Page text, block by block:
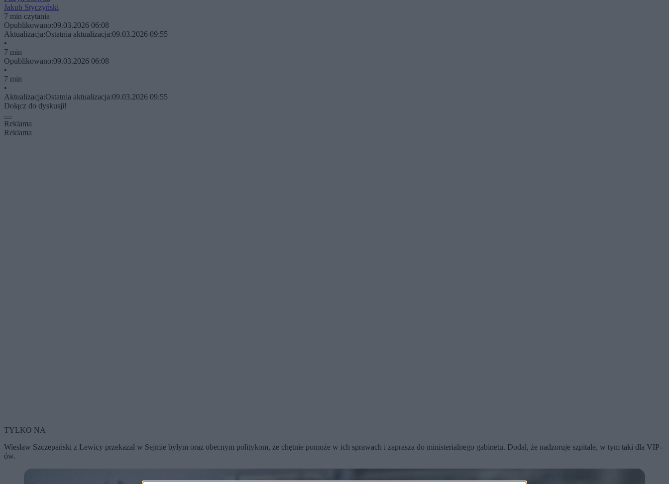
Jakub Styczyński
7 min czytania
Opublikowano:09.03.2026 06:08
Aktualizacja:Ostatnia aktualizacja:09.03.2026 09:55
•
7 min
Opublikowano:09.03.2026 06:08
•
7 min
•
Aktualizacja:Ostatnia aktualizacja:09.03.2026 09:55
Dołącz do dyskusji!
Reklama
Reklama
TYLKO NA
Wiesław Szczepański z Lewicy przekazał w Sejmie byłym oraz obecnym politykom, że chętnie pomoże w ich sprawach i zaprasza do ministerialnego gabinetu. Dodał, że nadzoruje szpitale, w tym taki dla VIP-
ów.